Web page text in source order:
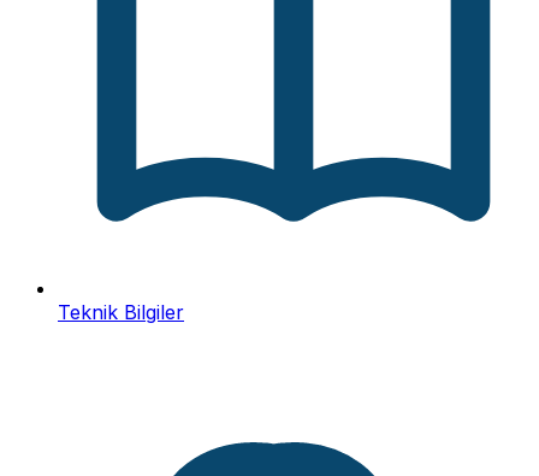
Teknik Bilgiler